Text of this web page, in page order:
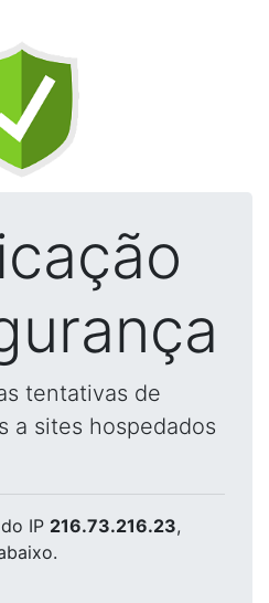
tentativas de
a sites hospedados
do IP 216.73.216.23,